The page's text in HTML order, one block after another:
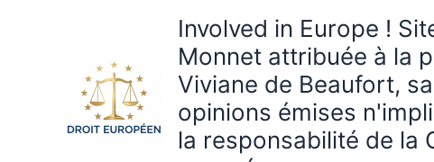
Involved in Europe !
Monnet attribuée à la
Viviane de Beaufort,
opinions émises
la responsabilité de la